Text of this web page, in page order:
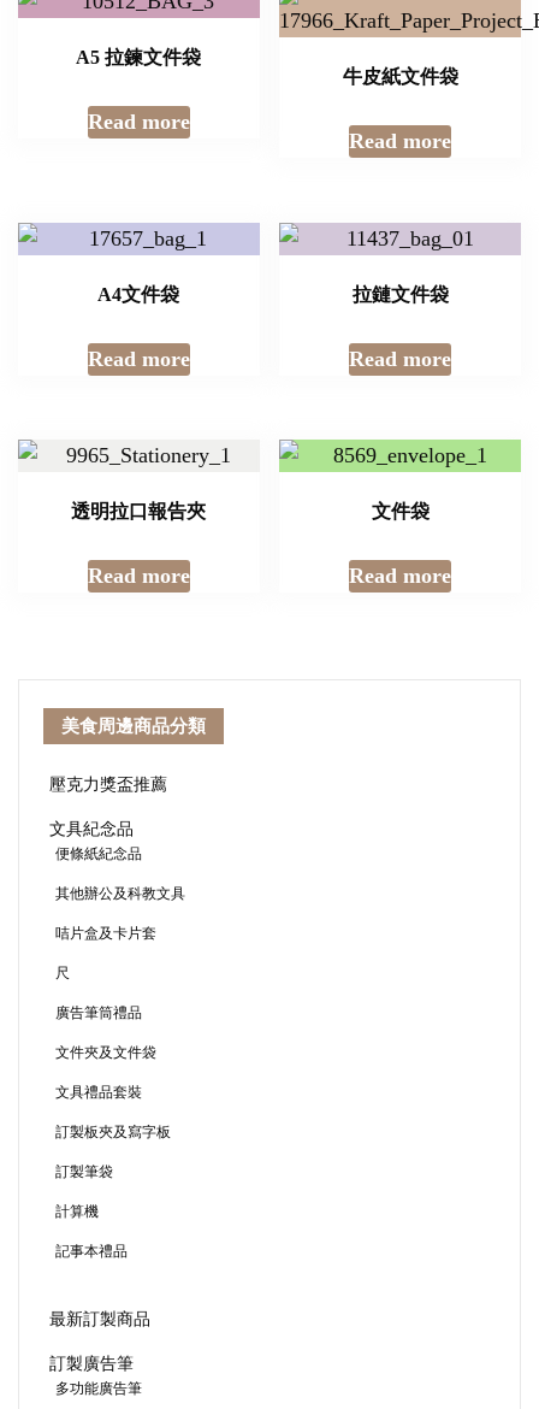
A5 拉鍊文件袋
Read more
牛皮紙文件袋
Read more
A4文件袋
Read more
拉鏈文件袋
Read more
透明拉口報告夾
Read more
文件袋
Read more
美食周邊商品分類
壓克力獎盃推薦
文具紀念品
便條紙紀念品
其他辦公及科教文具
咭片盒及卡片套
尺
廣告筆筒禮品
文件夾及文件袋
文具禮品套裝
訂製板夾及寫字板
訂製筆袋
計算機
記事本禮品
最新訂製商品
訂製廣告筆
多功能廣告筆